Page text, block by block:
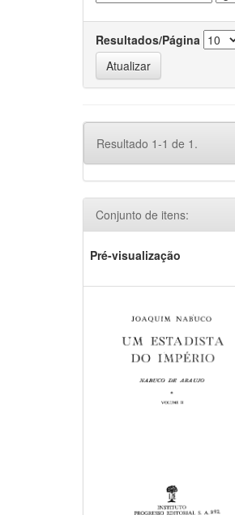
Resultados/Página
Resultado 1-1 de 1.
Conjunto de itens:
Pré-visualização